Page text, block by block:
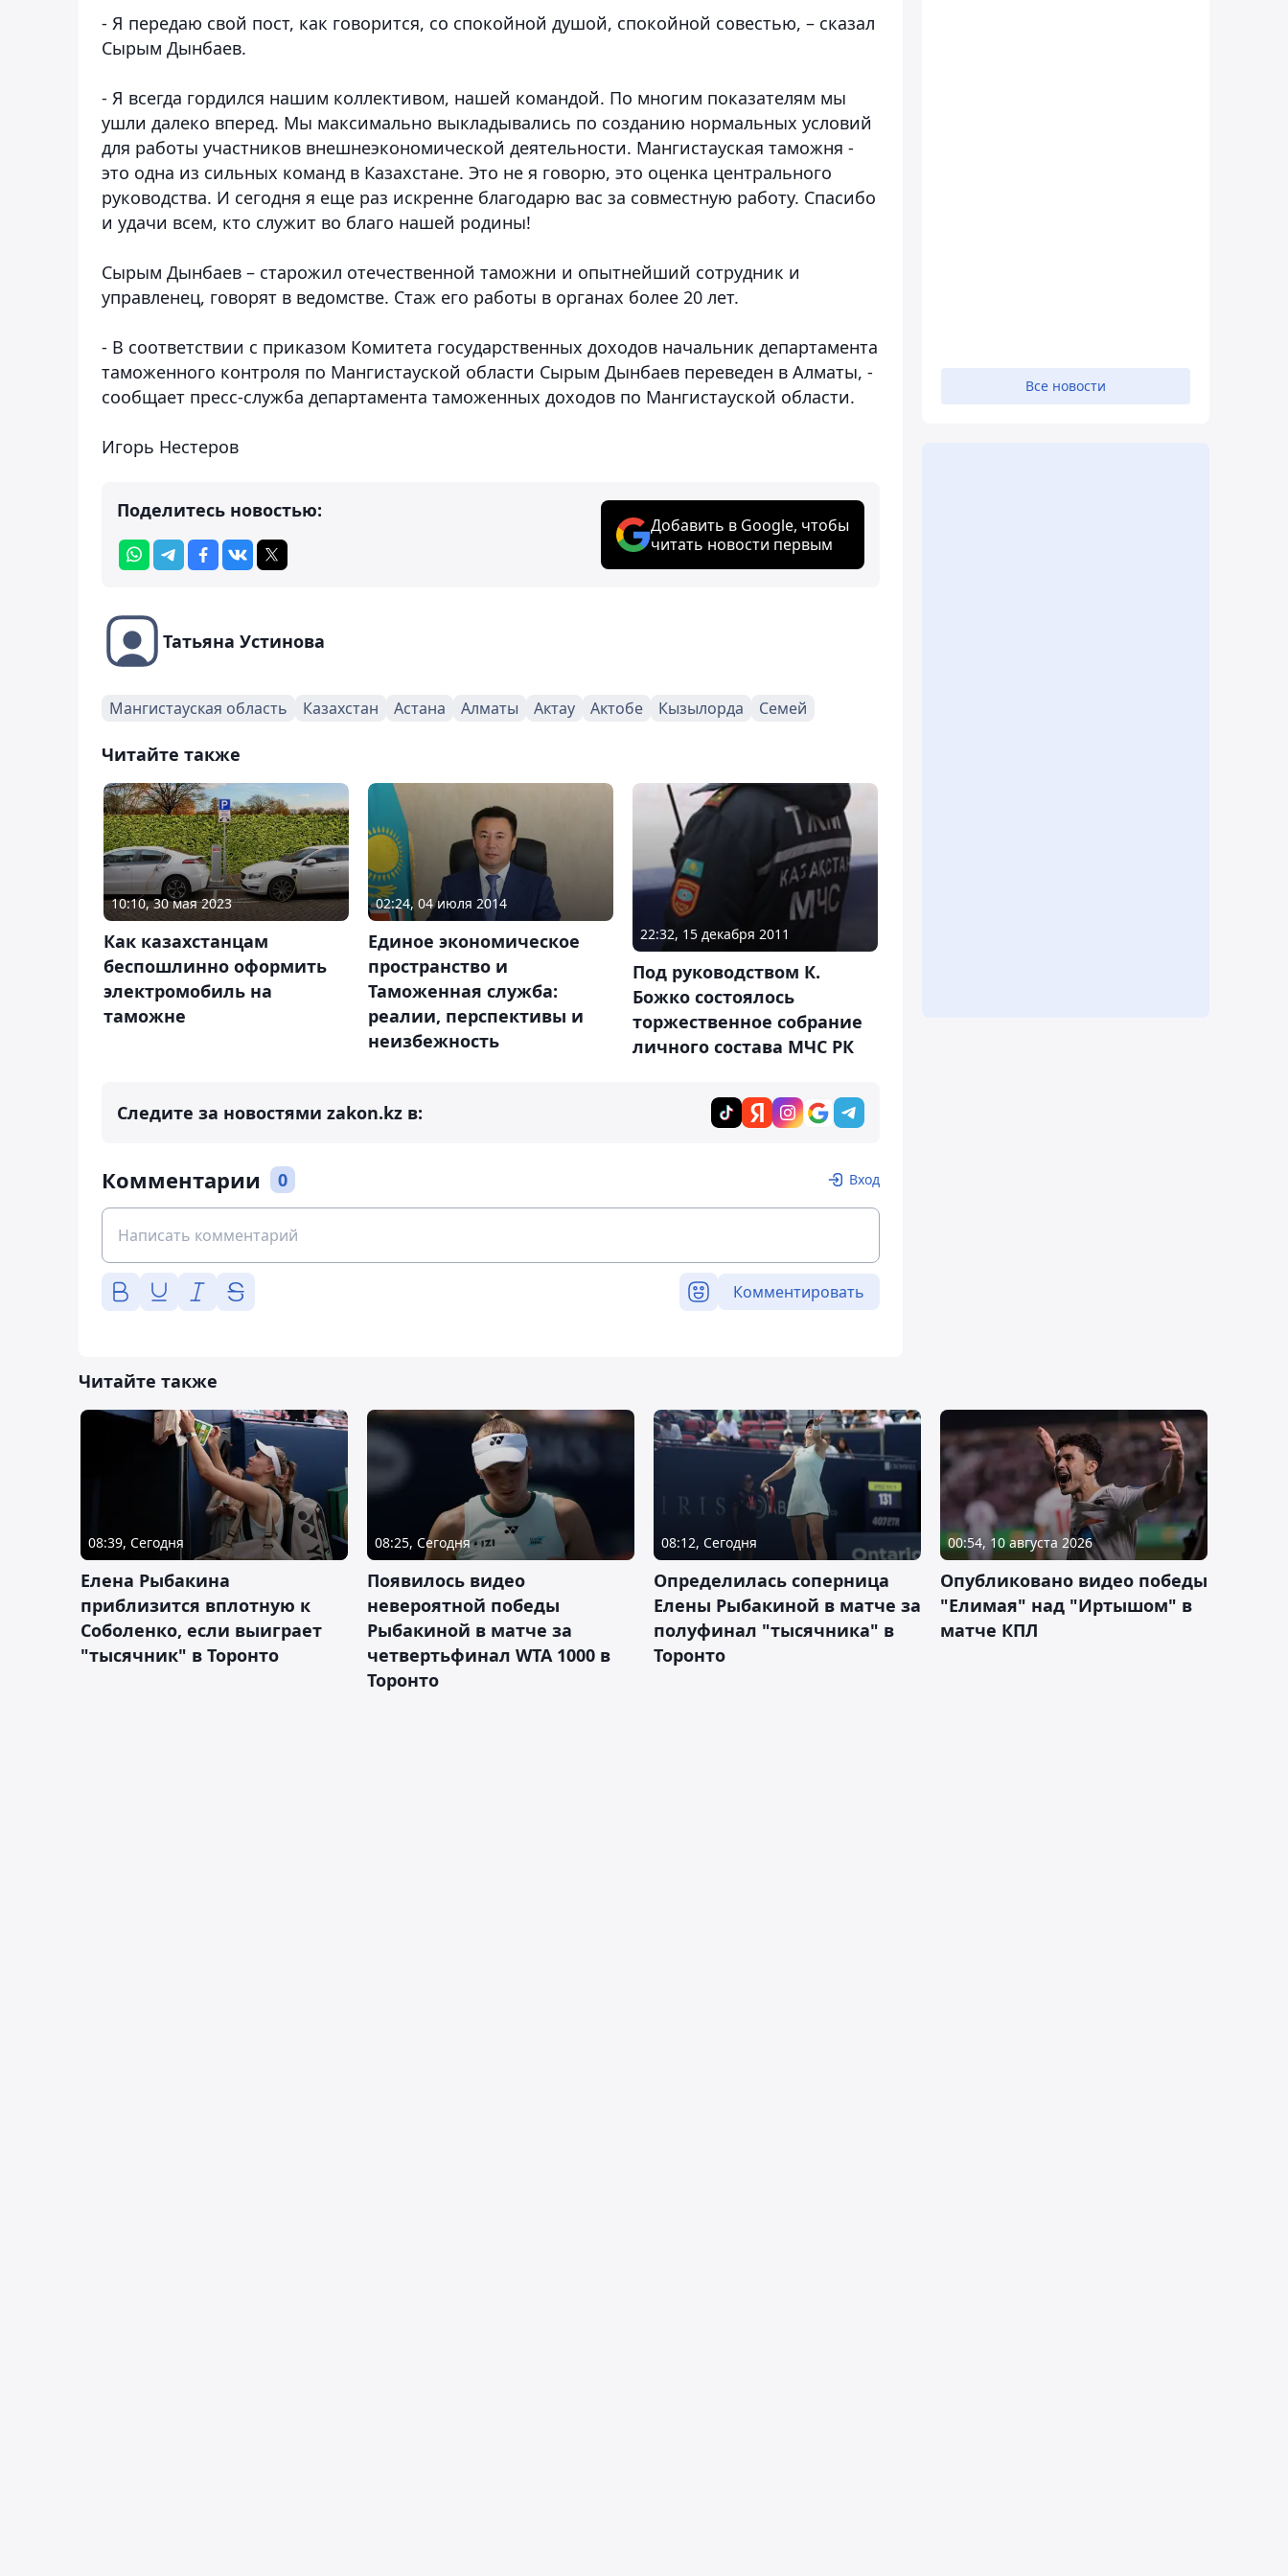
- Я передаю свой пост, как говорится, со спокойной душой, спокойной совестью, – сказал
Сырым Дынбаев.
- Я всегда гордился нашим коллективом, нашей командой. По многим показателям мы
ушли далеко вперед. Мы максимально выкладывались по созданию нормальных условий
для работы участников внешнеэкономической деятельности. Мангистауская таможня -
это одна из сильных команд в Казахстане. Это не я говорю, это оценка центрального
руководства. И сегодня я еще раз искренне благодарю вас за совместную работу. Спасибо
и удачи всем, кто служит во благо нашей родины!
Сырым Дынбаев – старожил отечественной таможни и опытнейший сотрудник и
управленец, говорят в ведомстве. Стаж его работы в органах более 20 лет.
- В соответствии с приказом Комитета государственных доходов начальник департамента
таможенного контроля по Мангистауской области Сырым Дынбаев переведен в Алматы, -
сообщает пресс-служба департамента таможенных доходов по Мангистауской области.
Игорь Нестеров
Поделитесь новостью:
Добавить в Google, чтобы
читать новости первым
Татьяна Устинова
Мангистауская область Казахстан Астана Алматы Актау Актобе Кызылорда Семей
Читайте также
10:10, 30 мая 2023
Как казахстанцам
беспошлинно оформить
электромобиль на
таможне
02:24, 04 июля 2014
Единое экономическое
пространство и
Таможенная служба:
реалии, перспективы и
неизбежность
22:32, 15 декабря 2011
Под руководством К.
Божко состоялось
торжественное собрание
личного состава МЧС РК
Следите за новостями zakon.kz в:
Комментарии 0 Вход
Комментировать
Все новости
Читайте также
08:39, Сегодня
Елена Рыбакина
приблизится вплотную к
Соболенко, если выиграет
"тысячник" в Торонто
08:25, Сегодня
Появилось видео
невероятной победы
Рыбакиной в матче за
четвертьфинал WTA 1000 в
Торонто
08:12, Сегодня
Определилась соперница
Елены Рыбакиной в матче за
полуфинал "тысячника" в
Торонто
00:54, 10 августа 2026
Опубликовано видео победы
"Елимая" над "Иртышом" в
матче КПЛ